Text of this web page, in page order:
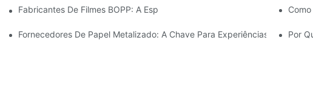
Fabricantes De Filmes BOPP: A Espinha Dorsal Das Embalagens Flexíveis
Fornecedores De Papel Metalizado: A Chave Para Experiências De Por